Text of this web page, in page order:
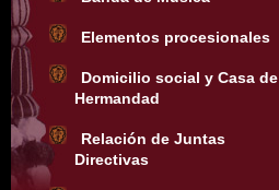
Elementos procesionales
Domicilio social y Casa de
Hermandad
Relación de Juntas
Directivas